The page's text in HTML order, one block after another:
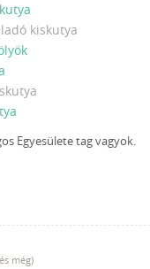
kiskutya
Egyesülete tag vagyok.
még)